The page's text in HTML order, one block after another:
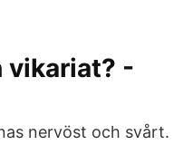
vikariat? -
nervöst och svårt.